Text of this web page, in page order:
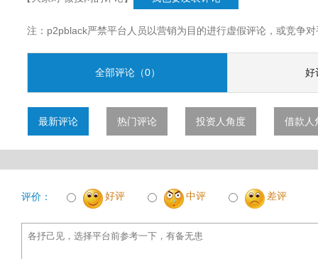
注：p2pblack严禁平台人员以营销为目的进行虚假评论，或竞争
全部评论（0） 好
最新评论 热门评论 投资人角度 借款人
评价： 好评 中评 差评